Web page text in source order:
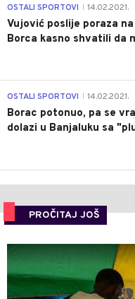
OSTALI SPORTOVI 14.02.2021.
Vujović poslije poraza
Borca kasno shvatili da
OSTALI SPORTOVI 14.02.2021.
Borac potonuo, pa se
dolazi u Banjaluku sa
PROČITAJ JOŠ